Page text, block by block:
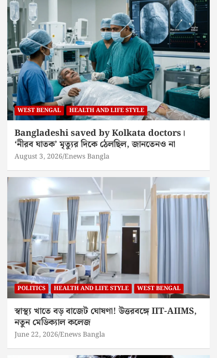
WEST BENGAL HEALTH AND LIFE STYLE
Bangladeshi saved by Kolkata doctors।
‘নীরব ঘাতক’ মৃত্যুর দিকে ঠেলছিল, জানতেনও না
August 3, 2026 Enews Bangla
POLITICS HEALTH AND LIFE STYLE WEST BENGAL
স্বাস্থ্য খাতে বড় বাজেট ঘোষণা! উত্তরবঙ্গে IIT-AIIMS,
নতুন মেডিক্যাল কলেজ
June 22, 2026 Enews Bangla